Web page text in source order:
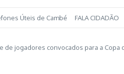
Úteis de Cambé FALA CIDADÃO
de jogadores convocados para a Copa